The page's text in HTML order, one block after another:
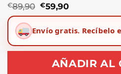
€89,90 El
precio
era:
€59,90
precio
es:
Envío gratis. Recíbelo
AÑADIR AL